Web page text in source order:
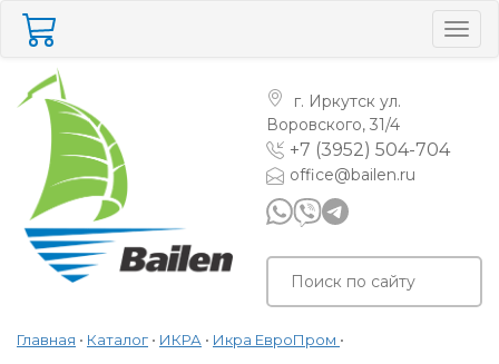
г. Иркутск ул.
Воровского, 31/4
+7 (3952) 504-704
office@bailen.ru
Главная • Каталог • ИКРА • Икра ЕвроПром •